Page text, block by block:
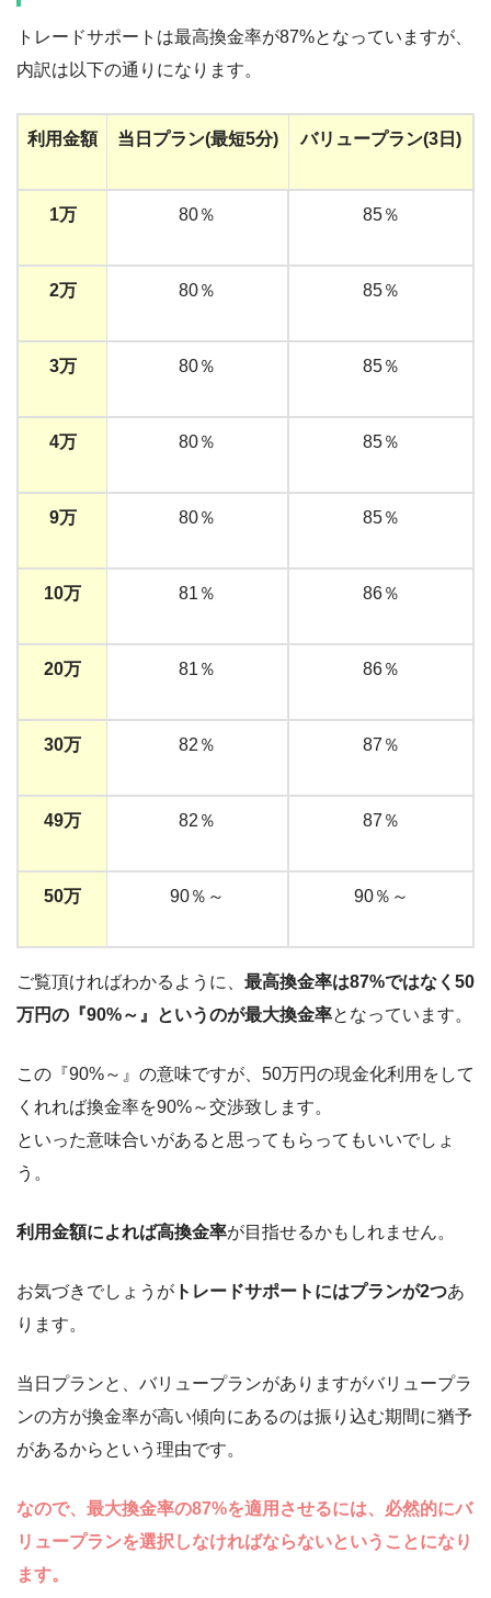
トレードサポートは最高換金率が87%となっていますが、
内訳は以下の通りになります。
利用金額 当日プラン(最短5分) バリュープラン(3日)
1万 80％ 85％
2万 80％ 85％
3万 80％ 85％
4万 80％ 85％
9万 80％ 85％
10万 81％ 86％
20万 81％ 86％
30万 82％ 87％
49万 82％ 87％
50万 90％～ 90％～
ご覧頂ければわかるように、 最高換金率は87%ではなく50
万円の『90%～』というのが最大換金率となっています。
この『90%～』の意味ですが、50万円の現金化利用をして
くれれば換金率を90%～交渉致します。
といった意味合いがあると思ってもらってもいいでしょ
う。
利用金額によれば高換金率が目指せるかもしれません。
お気づきでしょうが トレードサポートにはプランが2つあ
ります。
当日プランと、バリュープランがありますがバリュープラ
ンの方が換金率が高い傾向にあるのは振り込む期間に猶予
があるからという理由です。
なので、最大換金率の87%を適用させるには、必然的にバ
リュープランを選択しなければならないということになり
ます。